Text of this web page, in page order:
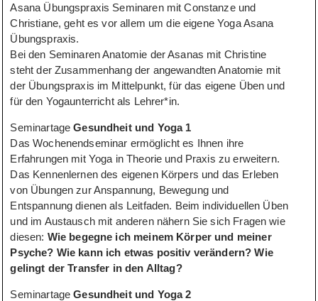
Asana Übungspraxis Seminaren mit Constanze und
Christiane, geht es vor allem um die eigene Yoga Asana
Übungspraxis.
Bei den Seminaren Anatomie der Asanas mit Christine
steht der Zusammenhang der angewandten Anatomie mit
der Übungspraxis im Mittelpunkt, für das eigene Üben und
für den Yogaunterricht als Lehrer*in.
SeminartageGesundheit und Yoga 1
Das Wochenendseminar ermöglicht es Ihnen ihre
Erfahrungen mit Yoga in Theorie und Praxis zu erweitern.
Das Kennenlernen des eigenen Körpers und das Erleben
von Übungen zur Anspannung, Bewegung und
Entspannung dienen als Leitfaden. Beim individuellen Üben
und im Austausch mit anderen nähern Sie sich Fragen wie
diesen: Wie begegne ich meinem Körper und meiner
Psyche? Wie kann ich etwas positiv verändern? Wie
gelingt der Transfer in den Alltag?
SeminartageGesundheit und Yoga 2